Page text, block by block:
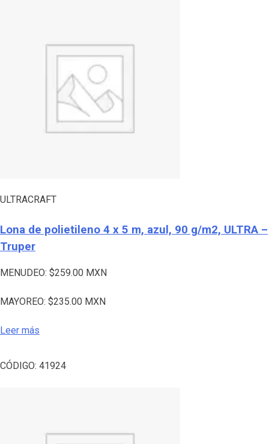
ULTRACRAFT
Lona de polietileno 4 x 5 m, azul, 90 g/m2, ULTRA –
Truper
MENUDEO: $259.00 MXN
MAYOREO: $235.00 MXN
Leer más
CÓDIGO: 41924